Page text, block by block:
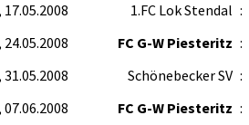
17.05.2008 1.FC Lok Stendal :
24.05.2008 FC G-W Piesteritz :
31.05.2008 Schönebecker SV :
07.06.2008 FC G-W Piesteritz :